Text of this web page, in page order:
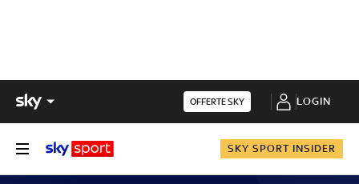
OFFERTE SKY LOGIN
SKY SPORT INSIDER